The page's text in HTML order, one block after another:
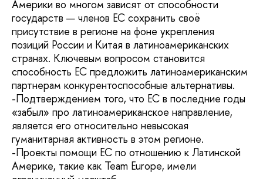
Америки во многом зависят от способности
государств — членов ЕС сохранить своё
присутствие в регионе на фоне укрепления
позиций России и Китая в латиноамериканских
странах. Ключевым вопросом становится
способность ЕС предложить латиноамериканским
партнерам конкурентоспособные альтернативы.
-Подтверждением того, что ЕС в последние годы
«забыл» про латиноамериканское направление,
является его относительно невысокая
гуманитарная активность в этом регионе.
-Проекты помощи ЕС по отношению к Латинской
Америке, такие как Team Europe, имели